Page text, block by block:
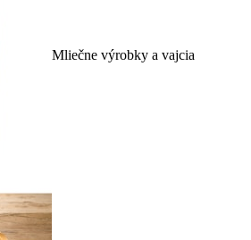
Mliečne výrobky a vajcia